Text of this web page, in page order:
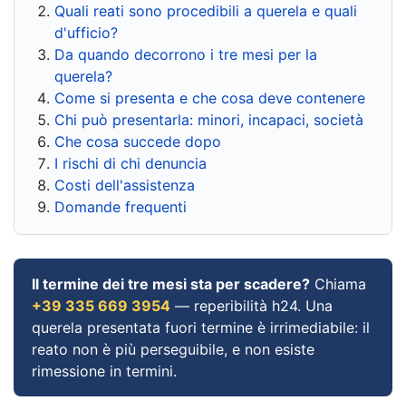
Quali reati sono procedibili a querela e quali
d'ufficio?
Da quando decorrono i tre mesi per la
querela?
Come si presenta e che cosa deve contenere
Chi può presentarla: minori, incapaci, società
Che cosa succede dopo
I rischi di chi denuncia
Costi dell'assistenza
Domande frequenti
Il termine dei tre mesi sta per scadere? Chiama
+39 335 669 3954 — reperibilità h24. Una
querela presentata fuori termine è irrimediabile: il
reato non è più perseguibile, e non esiste
rimessione in termini.